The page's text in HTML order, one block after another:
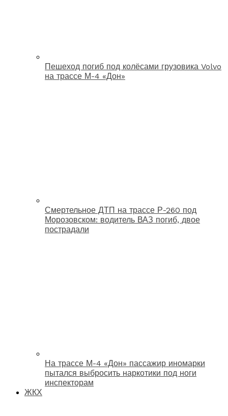
Пешеход погиб под колёсами грузовика Volvo
на трассе М-4 «Дон»
Смертельное ДТП на трассе Р-260 под
Морозовском: водитель ВАЗ погиб, двое
пострадали
На трассе М-4 «Дон» пассажир иномарки
пытался выбросить наркотики под ноги
инспекторам
ЖКХ